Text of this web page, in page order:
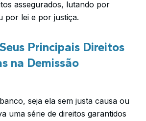
assegurados, lutando por
por lei e por justiça.
Principais Direitos
na Demissão
seja ela sem justa causa ou
uma série de direitos garantidos